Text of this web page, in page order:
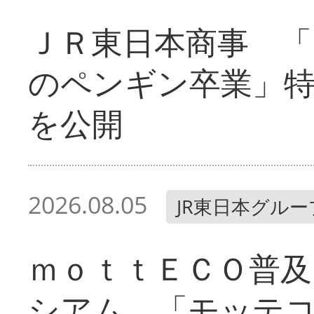
ＪＲ東日本商事
のペンギン卒業」
を公開
2026.08.05 JR東日本グル
ｍｏｔｔＥＣＯ普